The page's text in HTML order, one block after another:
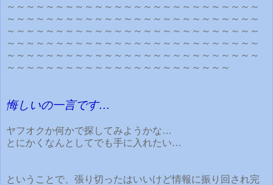
～～～～～～～～～～～～～～～～～～～～～～～～～～
～～～～～～～～～～～～～～～～～～～～～～～～～～
～～～～～～～～～～～～～～～～～～～～～～～～～～
～～～～～～～～～～～～～～～～～～～～～～～～～～
～～～～～～～～～～～～～～～～～～～～～～～～～～
～～～～～～～～～～～～～～～～～～～～～～～
悔しいの一言です…
ヤフオクか何かで探してみようかな…
とにかくなんとしてでも手に入れたい…
ということで、張り切ったはいいけど情報に振り回され完